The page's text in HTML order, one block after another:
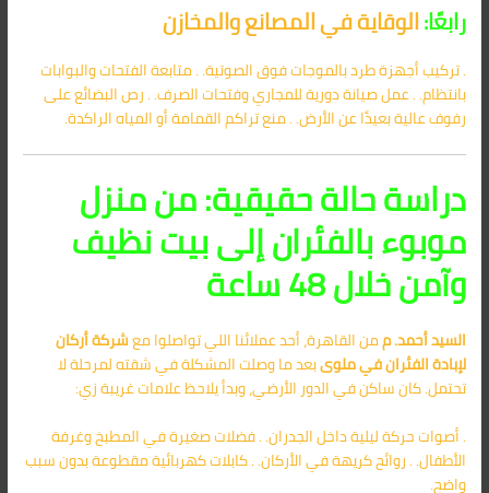
رابعًا:الوقاية في المصانع والمخازن
. تركيب أجهزة طرد بالموجات فوق الصوتية. . متابعة الفتحات والبوابات
بانتظام. . عمل صيانة دورية للمجاري وفتحات الصرف. . رص البضائع على
رفوف عالية بعيدًا عن الأرض. . منع تراكم القمامة أو المياه الراكدة.
دراسة حالة حقيقية: من منزل
موبوء بالفئران إلى بيت نظيف
وآمن خلال 48 ساعة
السيد أحمد. ممن القاهرة، أحد عملائنا اللي تواصلوا معشركة أركان
لإبادة الفئران في ملوىبعد ما وصلت المشكلة في شقته لمرحلة لا
تحتمل. كان ساكن في الدور الأرضي، وبدأ يلاحظ علامات غريبة زي:
. أصوات حركة ليلية داخل الجدران. . فضلات صغيرة في المطبخ وغرفة
الأطفال. . روائح كريهة في الأركان. . كابلات كهربائية مقطوعة بدون سبب
واضح.